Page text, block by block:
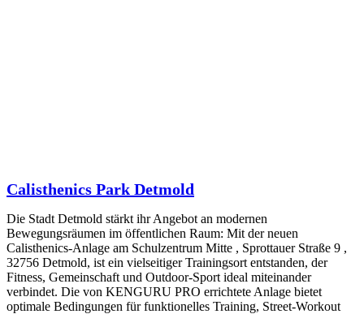
Calisthenics Park Detmold
Die Stadt Detmold stärkt ihr Angebot an modernen
Bewegungsräumen im öffentlichen Raum: Mit der neuen
Calisthenics-Anlage am Schulzentrum Mitte , Sprottauer Straße 9 ,
32756 Detmold, ist ein vielseitiger Trainingsort entstanden, der
Fitness, Gemeinschaft und Outdoor-Sport ideal miteinander
verbindet. Die von KENGURU PRO errichtete Anlage bietet
optimale Bedingungen für funktionelles Training, Street-Workout